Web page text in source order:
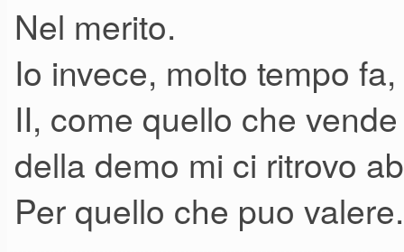
Nel merito.
Io invece, molto tempo
II, come quello che
della demo mi ci ritrovo
Per quello che puo valere.